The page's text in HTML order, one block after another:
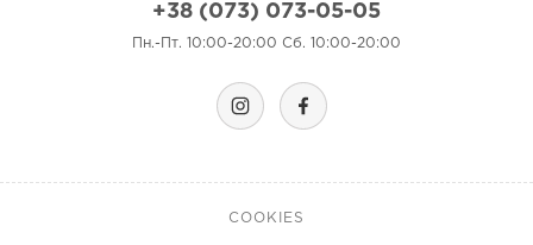
+38 (073) 073-05-05
Пн.-Пт. 10:00-20:00 Сб. 10:00-20:00
COOKIES